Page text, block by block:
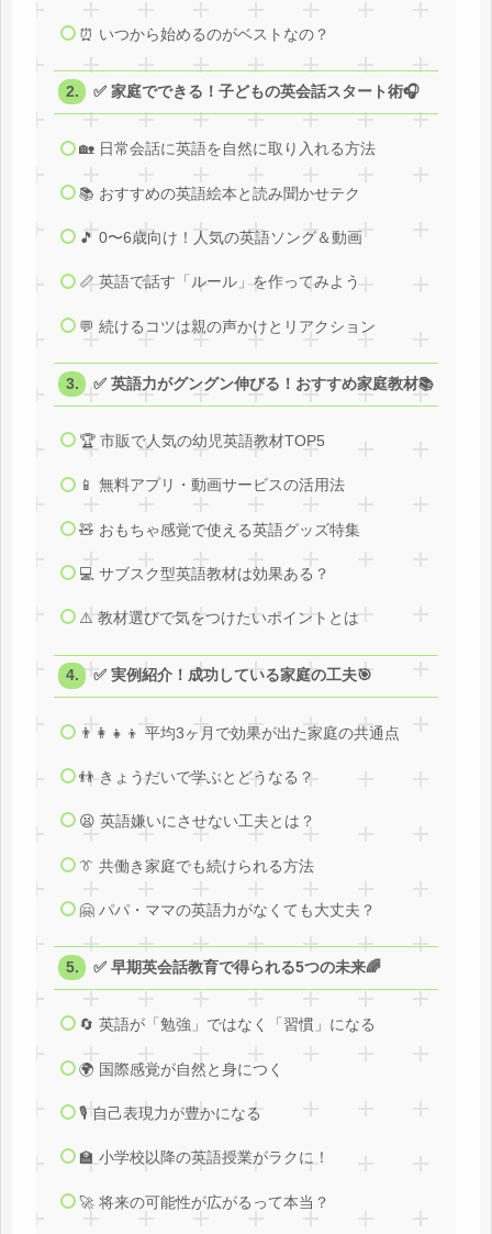
⏰ いつから始めるのがベストなの？
✅ 家庭でできる！子どもの英会話スタート術🎧
🏡 日常会話に英語を自然に取り入れる方法
📚 おすすめの英語絵本と読み聞かせテク
🎵 0〜6歳向け！人気の英語ソング＆動画
📏 英語で話す「ルール」を作ってみよう
💬 続けるコツは親の声かけとリアクション
✅ 英語力がグングン伸びる！おすすめ家庭教材📚
🏆 市販で人気の幼児英語教材TOP5
📱 無料アプリ・動画サービスの活用法
🧸 おもちゃ感覚で使える英語グッズ特集
💻 サブスク型英語教材は効果ある？
⚠️ 教材選びで気をつけたいポイントとは
✅ 実例紹介！成功している家庭の工夫🎯
👨‍👩‍👧‍👦 平均3ヶ月で効果が出た家庭の共通点
👬 きょうだいで学ぶとどうなる？
😫 英語嫌いにさせない工夫とは？
👔 共働き家庭でも続けられる方法
🤗 パパ・ママの英語力がなくても大丈夫？
✅ 早期英会話教育で得られる5つの未来🌈
🔄 英語が「勉強」ではなく「習慣」になる
🌍 国際感覚が自然と身につく
🎙️ 自己表現力が豊かになる
🏫 小学校以降の英語授業がラクに！
🚀 将来の可能性が広がるって本当？